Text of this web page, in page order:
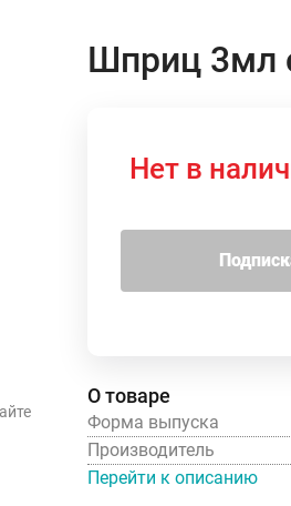
Шприц 3мл
Нет в
О товаре
Форма выпуска
Производитель
Перейти к описанию